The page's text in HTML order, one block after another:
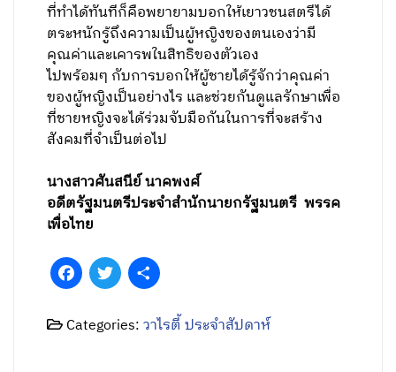
ที่ทำได้ทันทีก็คือพยายามบอกให้เยาวชนสตรีได้
ตระหนักรู้ถึงความเป็นผู้หญิงของตนเองว่ามี
คุณค่าและเคารพในสิทธิของตัวเอง
ไปพร้อมๆ กับการบอกให้ผู้ชายได้รู้จักว่าคุณค่า
ของผู้หญิงเป็นอย่างไร และช่วยกันดูแลรักษาเพื่อ
ที่ชายหญิงจะได้ร่วมจับมือกันในการที่จะสร้าง
สังคมที่จำเป็นต่อไป
นางสาวศันสนีย์ นาคพงศ์
อดีตรัฐมนตรีประจำสำนักนายกรัฐมนตรี พรรค
เพื่อไทย
FacebookTwitter
Categories:วาไรตี้ ประจำสัปดาห์